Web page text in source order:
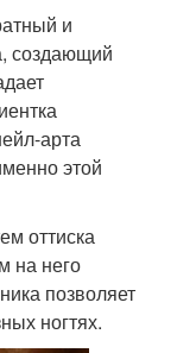
и
создающий
арта
этой
оттиска
на него
позволяет
ногтях.